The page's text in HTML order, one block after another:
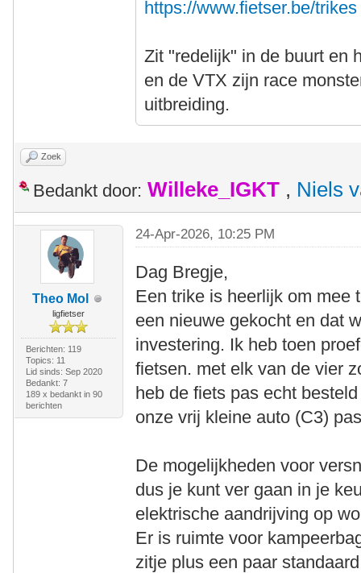
https://www.fietser.be/trikes
Zit "redelijk" in de buurt en
en de VTX zijn race
uitbreiding.
Zoek
Bedankt door: Willeke_IGKT , Niels
Theo Mol
ligfietser
Berichten: 119
Topics: 11
Lid sinds: Sep 2020
Bedankt: 7
189 x bedankt in 90
berichten
24-Apr-2026, 10:25 PM
Dag Bregje,
Een trike is heerlijk om mee
een nieuwe gekocht en dat
investering. Ik heb toen
fietsen. met elk van de vier
heb de fiets pas echt
onze vrij kleine auto (C3)
De mogelijkheden voor
dus je kunt ver gaan in je
elektrische aandrijving op
Er is ruimte voor
zitje plus een paar